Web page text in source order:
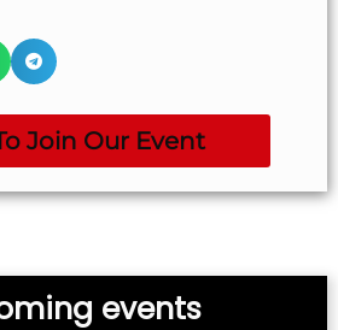
Join Our Event
events